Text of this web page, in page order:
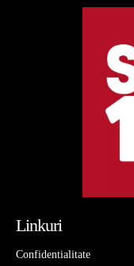
Linkuri
Confidentialitate